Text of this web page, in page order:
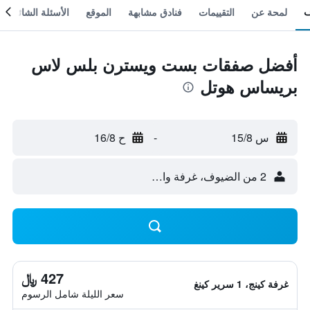
لمحة عن التقييمات فنادق مشابهة الموقع الأسئلة الشائعة
أفضل صفقات بست ويسترن بلس لاس
بريساس هوتل
س 15/8 - ح 16/8
2 من الضيوف، غرفة واحدة
غرفة كينج، 1 سرير كينغ 427 ﷼
سعر الليلة شامل الرسوم